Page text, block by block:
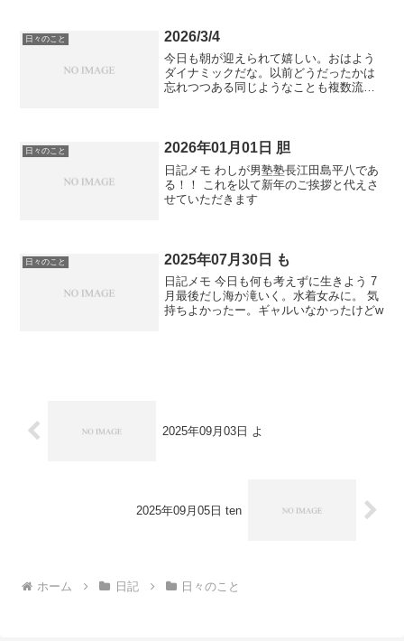
日々のこと 2026/3/4
今日も朝が迎えられて嬉しい。おはよう
ダイナミックだな。以前どうだったかは
忘れつつある同じようなことも複数流派
ことを考えている。人間は...
日々のこと 2026年01月01日 胆
日記メモ わしが男塾塾長江田島平八であ
る！！ これを以て新年のご挨拶と代えさ
せていただきます
日々のこと 2025年07月30日 も
日記メモ 今日も何も考えずに生きよう 7
月最後だし海か滝いく。水着女みに。 気
持ちよかったー。ギャルいなかったけどw
2025年09月03日 よ
2025年09月05日 ten
ホーム 日記 日々のこと